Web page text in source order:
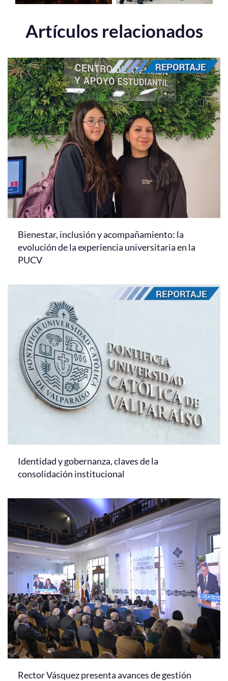
Artículos relacionados
Bienestar, inclusión y acompañamiento: la
evolución de la experiencia universitaria en la
PUCV
Identidad y gobernanza, claves de la
consolidación institucional
Rector Vásquez presenta avances de gestión